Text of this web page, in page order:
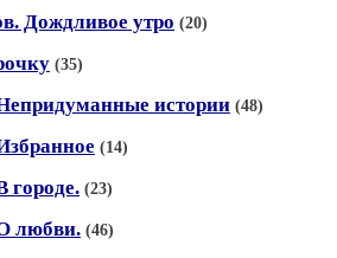
Дождливое утро (20)
(35)
истории (48)
(14)
городе. (23)
любви. (46)